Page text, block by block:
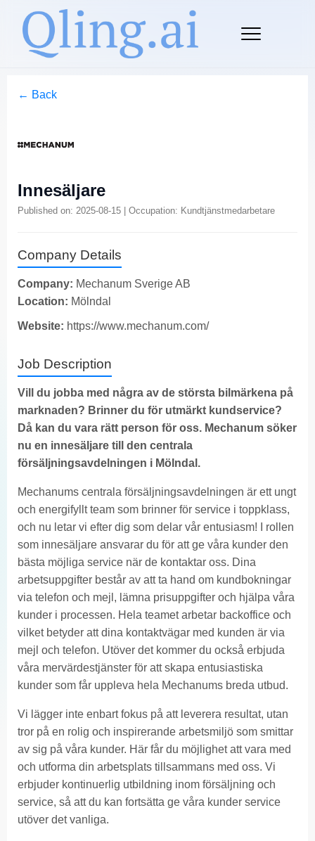
← Back
Innesäljare
Published on: 2025-08-15 | Occupation: Kundtjänstmedarbetare
Company Details
Company: Mechanum Sverige AB
Location: Mölndal
Website: https://www.mechanum.com/
Job Description
Vill
du jobba med några av de största bilmärkena på
marknaden? Brinner du för utmärkt kundservice?
Då kan du vara rätt person för oss. Mechanum söker
nu en innesäljare till den centrala
försäljningsavdelningen i Mölndal.
Mechanums centrala försäljningsavdelningen är ett ungt
och energifyllt team som brinner för service i toppklass,
och nu letar vi efter dig som delar vår entusiasm! I rollen
som innesäljare ansvarar du för att ge våra kunder den
bästa möjliga service när de kontaktar oss. Dina
arbetsuppgifter består av att ta hand om kundbokningar
via telefon och mejl, lämna prisuppgifter och hjälpa våra
kunder i processen. Hela teamet arbetar backoffice och
vilket betyder att dina kontaktvägar med kunden är via
mejl och telefon. Utöver det kommer du också erbjuda
våra mervärdestjänster för att skapa entusiastiska
kunder som får uppleva hela Mechanums breda utbud.
Vi lägger inte enbart fokus på att leverera resultat, utan
tror på en rolig och inspirerande arbetsmiljö som smittar
av sig på våra kunder. Här får du möjlighet att vara med
och utforma din arbetsplats tillsammans med oss. Vi
erbjuder kontinuerlig utbildning inom försäljning och
service, så att du kan fortsätta ge våra kunder service
utöver det vanliga.